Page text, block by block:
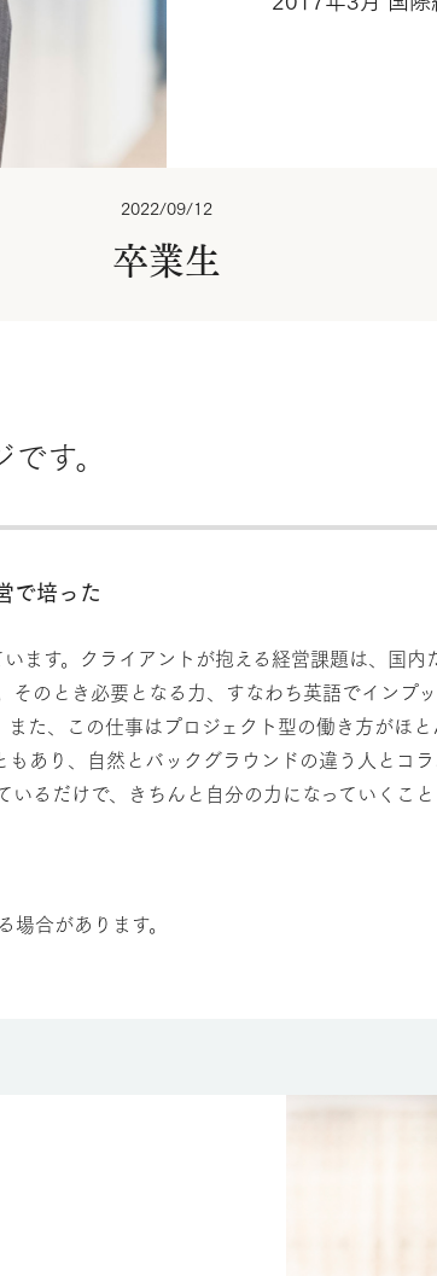
2022/09/12
卒業生
す。
で培った
ます。クライアントが抱える経営課題は、国
のとき必要となる力、すなわち英語でインプ
た、この仕事はプロジェクト型の働き方がほ
あり、自然とバックグラウンドの違う人とコ
るだけで、きちんと自分の力になっていくこ
合があります。